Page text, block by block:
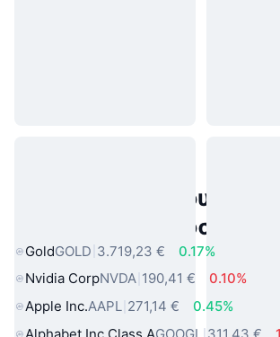
Δημοφιλή περιουσιακά
πραγματικού κόσμου
GoldGOLD 3.719,23 €
0.17%
Nvidia CorpNVDA 190,41 €
0.10%
Apple Inc.AAPL 271,14 €
0.45%